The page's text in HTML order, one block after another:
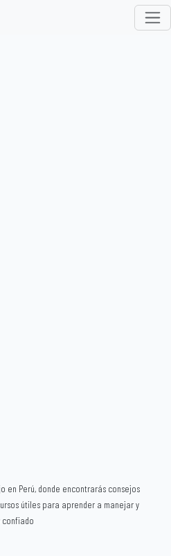
en Perú, donde encontrarás consejos
útiles para aprender a manejar y
confiado